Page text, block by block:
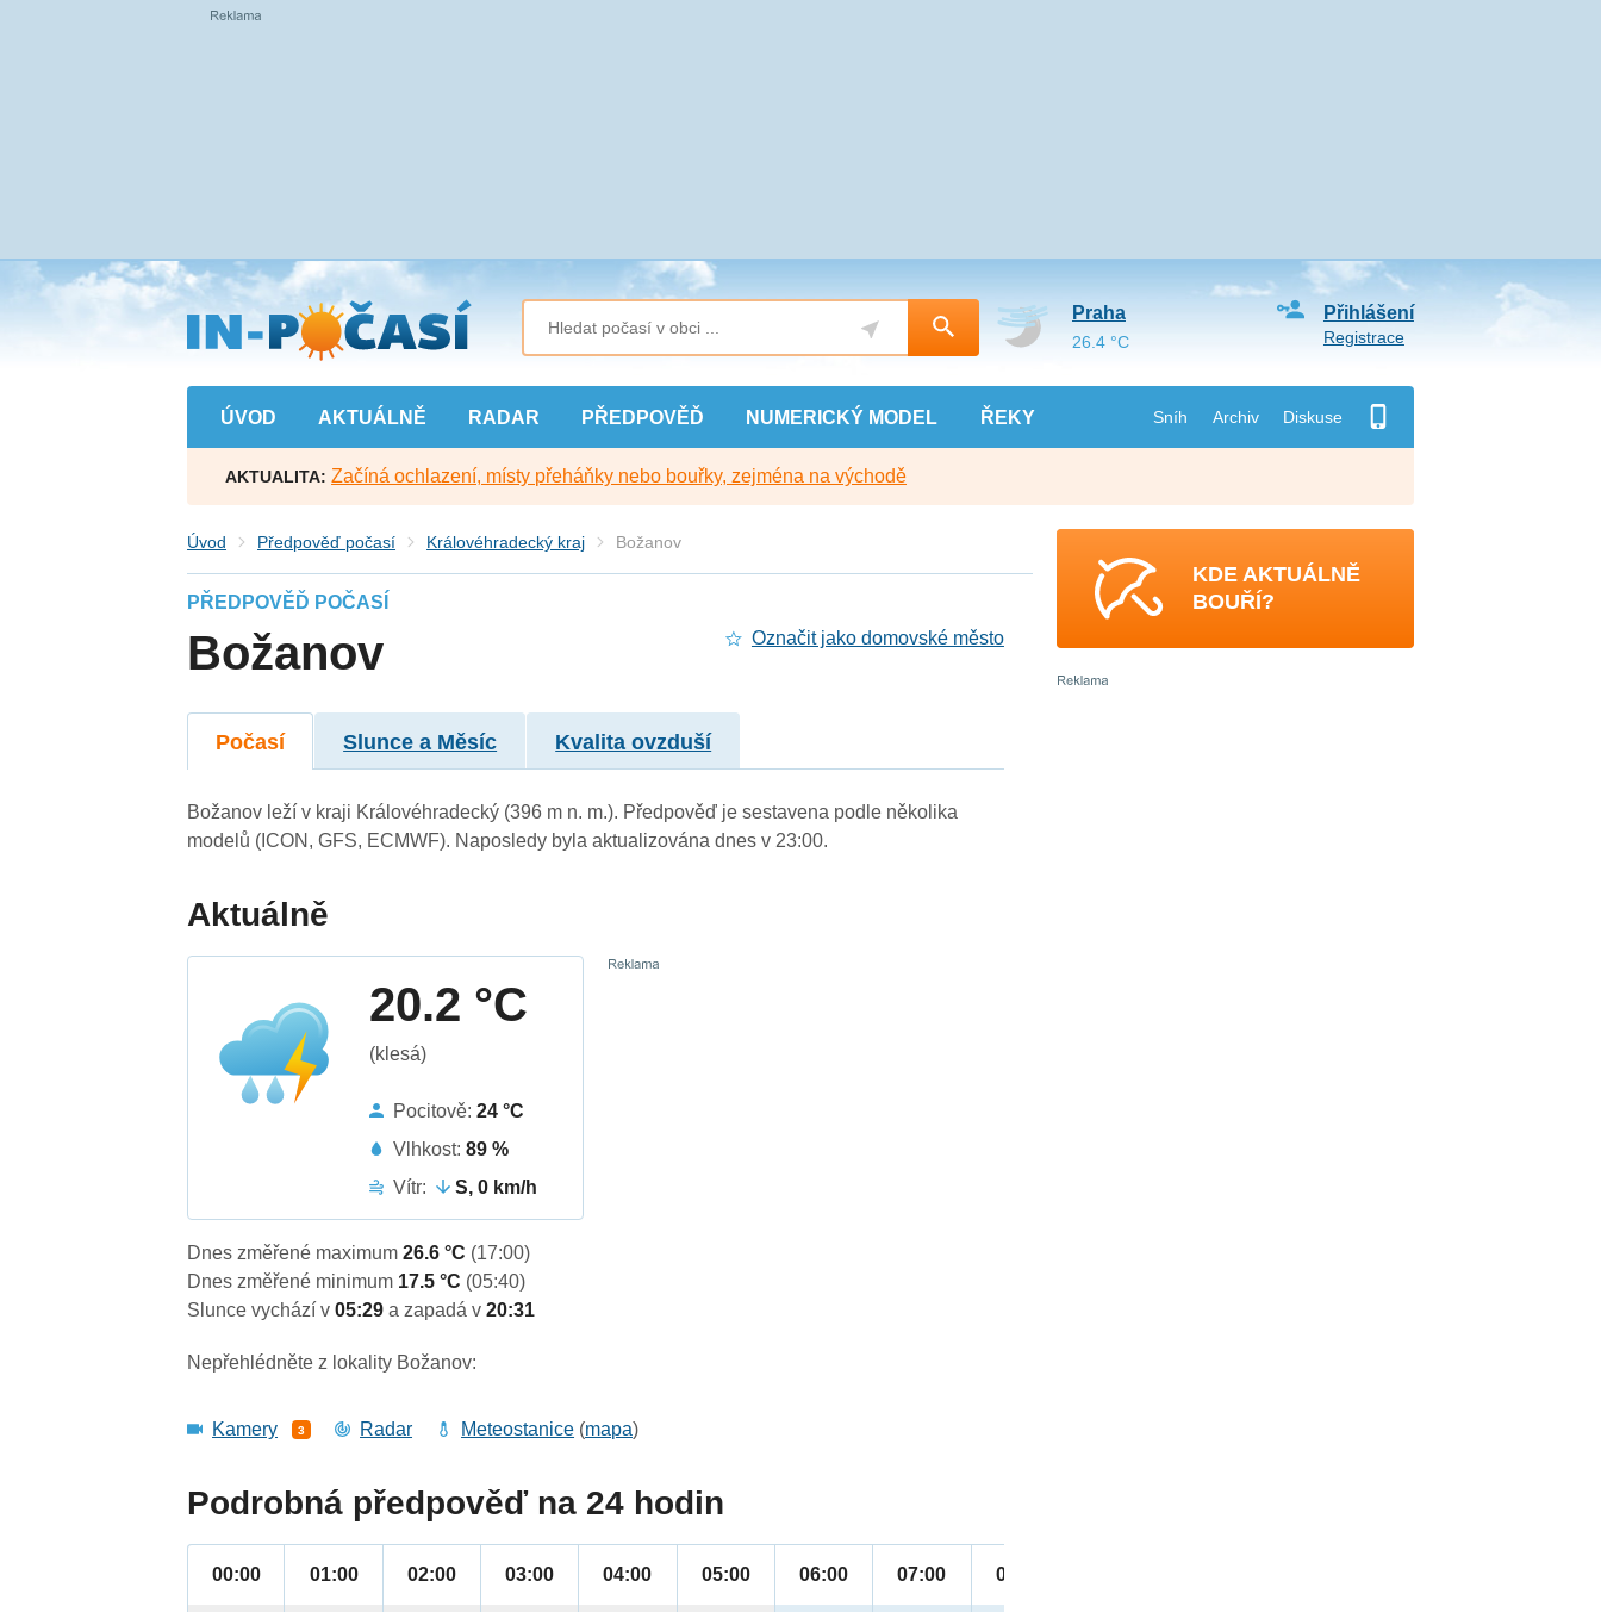
Přejít
na
hlavní
obsah
ÚVOD AKTUÁLNĚ RADAR PŘEDPOVĚĎ NUMERICKÝ MODEL ŘEKY Sníh Archiv Diskuse
Přihlášení
Registrace
Praha
26.4 °C
AKTUALITA: Začíná ochlazení, místy přeháňky nebo bouřky, zejména na východě
Úvod Předpověď počasí Královéhradecký kraj Božanov
PŘEDPOVĚĎ POČASÍ
Božanov Označit jako domovské město
Počasí Slunce a Měsíc Kvalita ovzduší
Božanov leží v kraji Královéhradecký (396 m n. m.). Předpověď je sestavena podle několika
modelů (ICON, GFS, ECMWF). Naposledy byla aktualizována dnes v 23:00.
Aktuálně
20.2 °C
(klesá)
Pocitově:24 °C
Vlhkost:89 %
Vítr:
S, 0 km/h
Dnes změřené maximum26.6 °C (17:00)
Dnes změřené minimum 17.5 °C (05:40)
Slunce vychází v05:29a zapadá v20:31
Nepřehlédněte z lokality Božanov:
Kamery 3 Radar Meteostanice (mapa)
Podrobná předpověď na 24 hodin
00:00 01:00 02:00 03:00 04:00 05:00 06:00 07:00 08:00
KDE AKTUÁLNĚ
BOUŘÍ?